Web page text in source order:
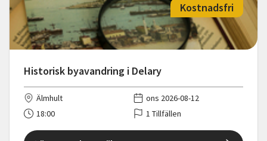
Historisk byavandring i Delary
Kostnadsfri
Älmhult
ons 2026-08-12
18:00
1 Tillfällen